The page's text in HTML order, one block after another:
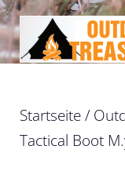
Zum
Inhalt
springen
Startseite/
Tactical Boot